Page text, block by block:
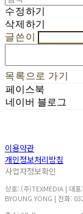
수정하기
삭제하기
글쓴이
목록으로 가기
페이스북
네이버 블로그
이용약관
개인정보처리방침
사업자정보확인
상호: (주)TEXMEDIA | 대
BYOUNG YONG | 전화: